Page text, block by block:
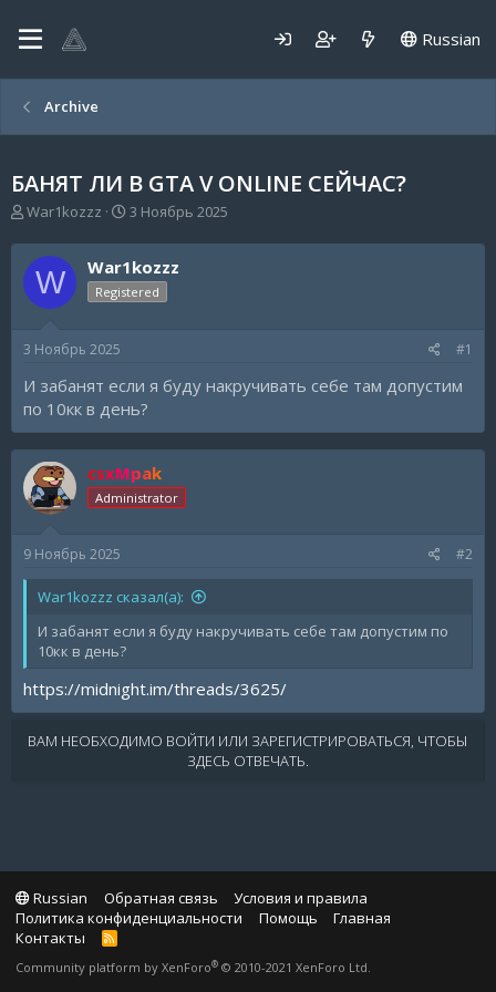
Russian
Archive
БАНЯТ ЛИ В GTA V ONLINE СЕЙЧАС?
А
т
о
р
т
м
War1kozzz
Д
т
а
н
а
3 Ноябрь 2025
W War1kozzz
Registered
3 Ноябрь 2025 #1
И забанят если я буду накручивать себе там допустим
по 10кк в день?
csxMpak
Administrator
9 Ноябрь 2025 #2
War1kozzz сказал(а):
И забанят если я буду накручивать себе там допустим по
10кк в день?
https://midnight.im/threads/3625/
ВАМ НЕОБХОДИМО ВОЙТИ ИЛИ ЗАРЕГИСТРИРОВАТЬСЯ, ЧТОБЫ
ЗДЕСЬ ОТВЕЧАТЬ.
Russian Обратная связь
Условия и правила
Политика конфиденциальности
Помощь
Главная
Контакты
R
S
Community platform by XenForo® © 2010-2021 XenForo Ltd.